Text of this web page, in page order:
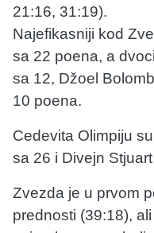
21:16, 31:19).
Najefikasniji kod
sa 22 poena, a
sa 12, Džoel
10 poena.
Cedevita Olimpiju
sa 26 i Divejn
Zvezda je u prvom
prednosti (39:18),